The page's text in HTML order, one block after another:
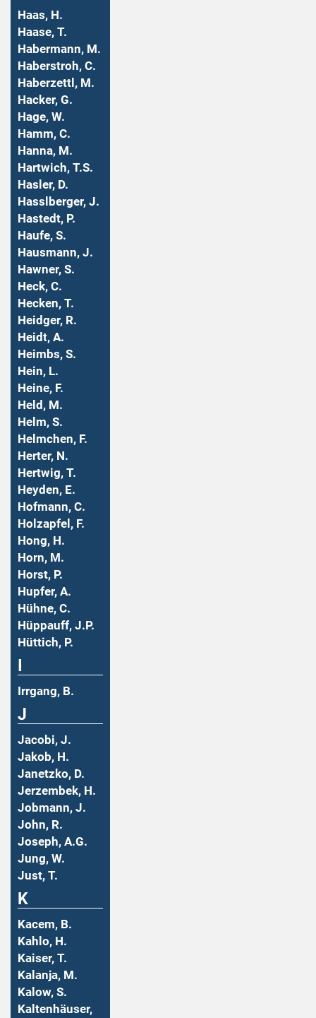
Haas, H.
Haase, T.
Habermann, M.
Haberstroh, C.
Haberzettl, M.
Hacker, G.
Hage, W.
Hamm, C.
Hanna, M.
Hartwich, T.S.
Hasler, D.
Hasslberger, J.
Hastedt, P.
Haufe, S.
Hausmann, J.
Hawner, S.
Heck, C.
Hecken, T.
Heidger, R.
Heidt, A.
Heimbs, S.
Hein, L.
Heine, F.
Held, M.
Helm, S.
Helmchen, F.
Herter, N.
Hertwig, T.
Heyden, E.
Hofmann, C.
Holzapfel, F.
Hong, H.
Horn, M.
Horst, P.
Hupfer, A.
Hühne, C.
Hüppauff, J.P.
Hüttich, P.
Irrgang, B.
J
Jacobi, J.
Jakob, H.
Janetzko, D.
Jerzembek, H.
Jobmann, J.
John, R.
Joseph, A.G.
Jung, W.
Just, T.
K
Kacem, B.
Kahlo, H.
Kaiser, T.
Kalanja, M.
Kalow, S.
Kaltenhäuser,